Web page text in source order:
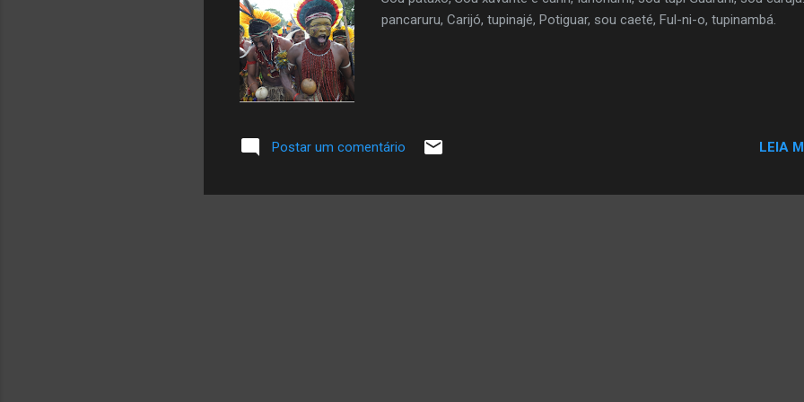
pancaruru, Carijó, tupinajé, Potiguar, sou caeté, Ful-ni-o, tupinambá.
Postar um comentário LEIA